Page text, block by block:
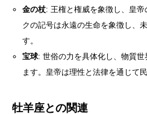
金の杖: 王権と権威を象徴し、皇
クの記号は永遠の生命を象徴し、
す。
宝球: 世俗の力を具体化し、物質
ます。皇帝は理性と法律を通じて
牡羊座との関連